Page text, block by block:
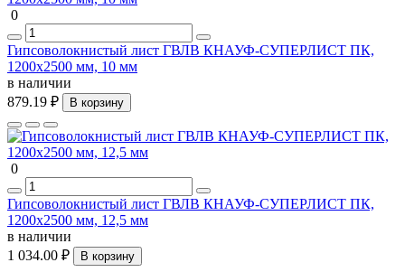
0
Гипсоволокнистый лист ГВЛВ КНАУФ-СУПЕРЛИСТ ПК,
1200х2500 мм, 10 мм
в наличии
879.19 ₽
В корзину
0
Гипсоволокнистый лист ГВЛВ КНАУФ-СУПЕРЛИСТ ПК,
1200х2500 мм, 12,5 мм
в наличии
1 034.00 ₽
В корзину